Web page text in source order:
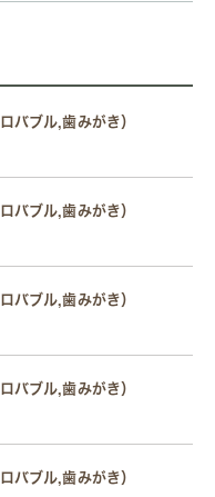
バブル,歯みがき）
バブル,歯みがき）
バブル,歯みがき）
バブル,歯みがき）
バブル,歯みがき）